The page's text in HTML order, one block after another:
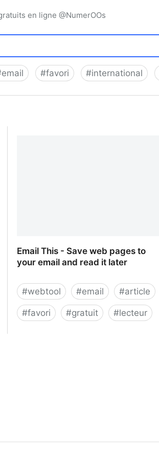
en ligne @NumerOOs
email #favori #international
Email This - Save web pages to
your email and read it later
#webtool #email #article
#favori #gratuit #lecteur